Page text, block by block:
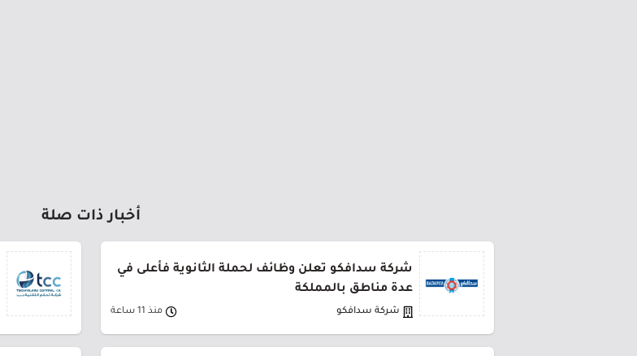
أخبار ذات صلة
شركة سدافكو تعلن وظائف لحملة الثانوية فأعلى في
عدة مناطق بالمملكة
شركة سدافكو منذ 11 ساعة